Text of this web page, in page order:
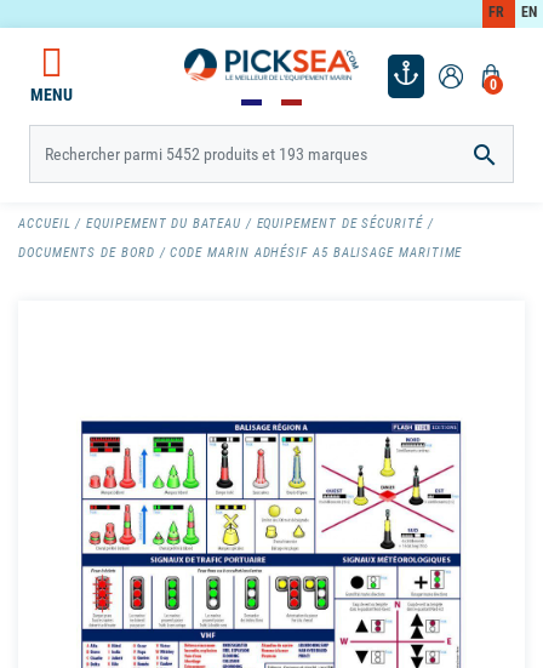
FR EN
0
MENU

ACCUEIL EQUIPEMENT DU BATEAU
EQUIPEMENT DE SÉCURITÉ
DOCUMENTS DE BORD
CODE MARIN ADHÉSIF A5 BALISAGE MARITIME